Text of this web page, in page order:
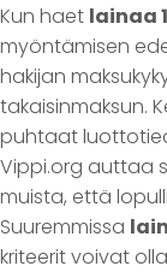
Kun haet lainaa
myöntämisen
hakijan
takaisinmaksun.
puhtaat
Vippi.org auttaa
muista, että
Suuremmissa
kriteerit voivat